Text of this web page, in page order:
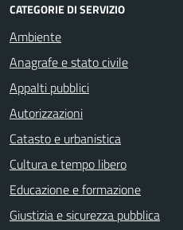
CATEGORIE DI SERVIZIO
Ambiente
Anagrafe e stato civile
Appalti pubblici
Autorizzazioni
Catasto e urbanistica
Cultura e tempo libero
Educazione e formazione
Giustizia e sicurezza pubblica